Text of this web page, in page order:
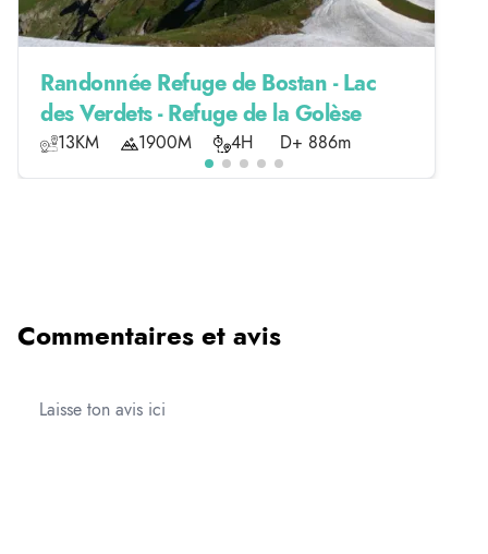
Randonnée Refuge de Bostan - Lac
des Verdets - Refuge de la Golèse
13KM 1900M 4H D+ 886m
Commentaires et avis